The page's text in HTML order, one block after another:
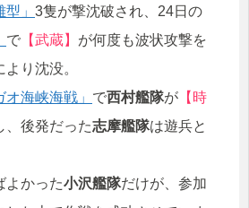
型」 3隻が撃沈破され、24日の
で 【武蔵】 が何度も波状攻撃を
り沈没。
オ海峡海戦」 で西村艦隊が 【時
、後発だった志摩艦隊は遊兵と
よかった小沢艦隊だけが、参加